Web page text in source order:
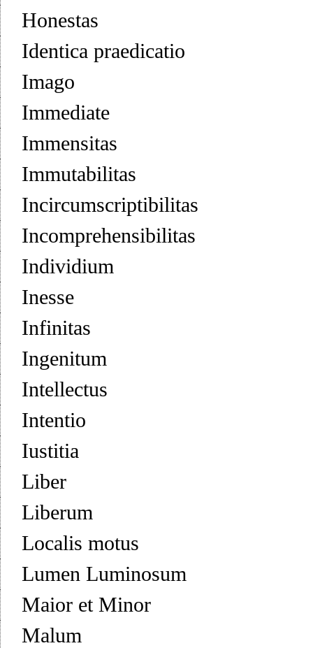
Honestas
Identica praedicatio
Imago
Immediate
Immensitas
Immutabilitas
Incircumscriptibilitas
Incomprehensibilitas
Individium
Inesse
Infinitas
Ingenitum
Intellectus
Intentio
Iustitia
Liber
Liberum
Localis motus
Lumen Luminosum
Maior et Minor
Malum